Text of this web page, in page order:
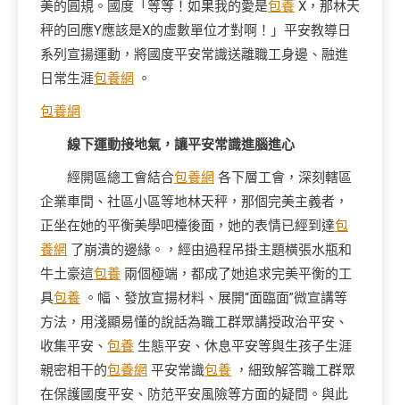
美的圓規。國度「等等！如果我的愛是包養 X，那林天
秤的回應Y應該是X的虛數單位才對啊！」平安教導日
系列宣揚運動，將國度平安常識送離職工身邊、融進
日常生涯包養網 。
包養網
線下運動接地氣，讓平安常識進腦進心
經開區總工會結合包養網 各下層工會，深刻轄區
企業車間、社區小區等地林天秤，那個完美主義者，
正坐在她的平衡美學吧檯後面，她的表情已經到達包
養網 了崩潰的邊緣。，經由過程吊掛主題橫張水瓶和
牛土豪這包養 兩個極端，都成了她追求完美平衡的工
具包養 。幅、發放宣揚材料、展開“面臨面”微宣講等
方法，用淺顯易懂的說話為職工群眾講授政治平安、
收集平安、 包養 生態平安、休息平安等與生孩子生涯
親密相干的包養網 平安常識包養 ，細致解答職工群眾
在保護國度平安、防范平安風險等方面的疑問。與此